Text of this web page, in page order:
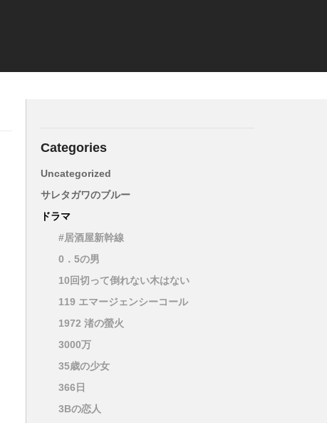
Categories
Uncategorized
サレタガワのブルー
ドラマ
#居酒屋新幹線
0．5の男
10回切って倒れない木はない
119 エマージェンシーコール
1972 渚の螢火
3000万
35歳の少女
366日
3Bの恋人